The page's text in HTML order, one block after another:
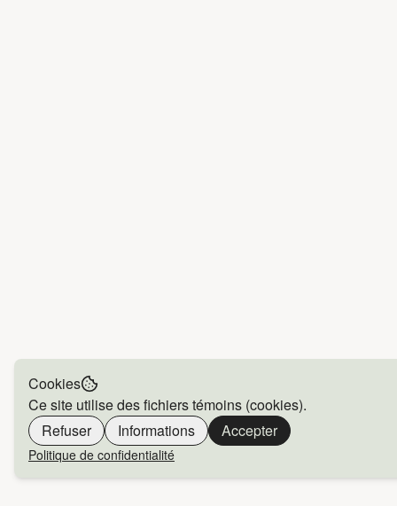
Cookies
Ce site utilise des fichiers témoins (cookies).
Refuser
Informations Accepter
Politique de confidentialité